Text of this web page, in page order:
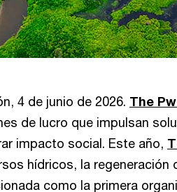
4 de junio de 2026. The
de lucro que impulsan
impacto social. Este año,
hídricos, la
como la primera